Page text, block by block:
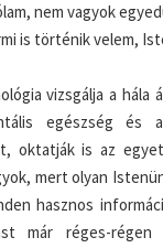
nem vagyok
is történik velem,
vizsgálja a hála
egészség és
oktatják is az
mert olyan
hasznos
már réges-régen